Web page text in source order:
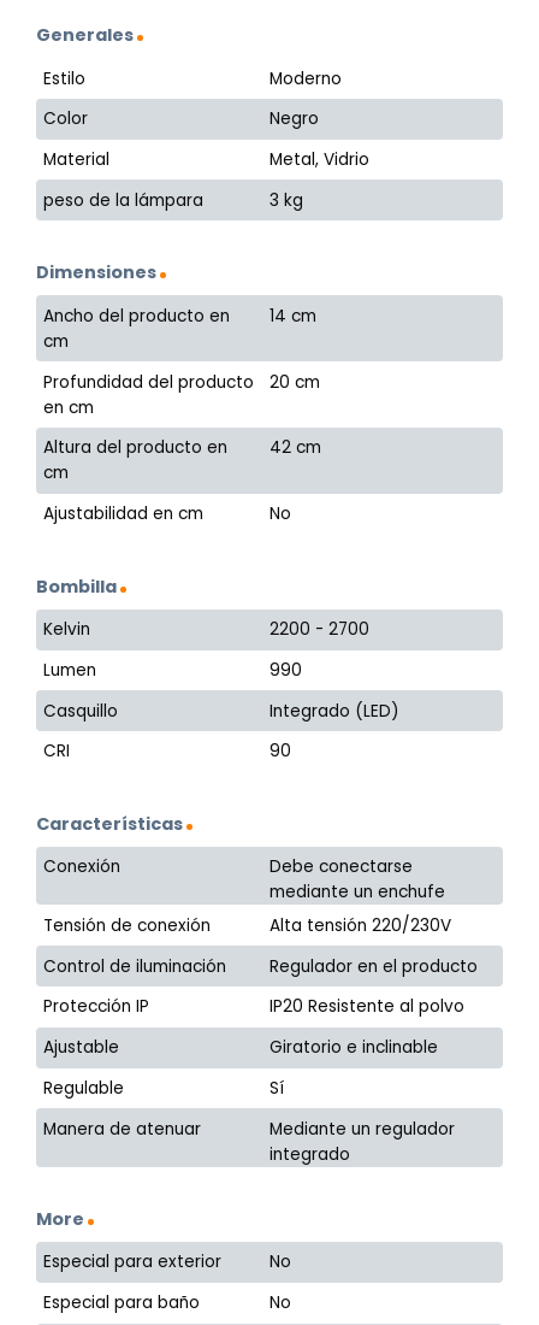
Generales
Estilo
Moderno
Color
Negro
Material
Metal, Vidrio
peso de la lámpara
3 kg
Dimensiones
Ancho del producto en
cm
14 cm
Profundidad del producto
en cm
20 cm
Altura del producto en
cm
42 cm
Ajustabilidad en cm No
Bombilla
Kelvin
2200 - 2700
Lumen
990
Casquillo
Integrado (LED)
CRI
90
Características
Conexión
Debe conectarse
mediante un enchufe
Tensión de conexión
Alta tensión 220/230V
Control de iluminación
Regulador en el producto
Protección IP
IP20 Resistente al polvo
Ajustable
Giratorio e inclinable
Regulable
Sí
Manera de atenuar
Mediante un regulador
integrado
More
Especial para exterior
No
Especial para baño
No